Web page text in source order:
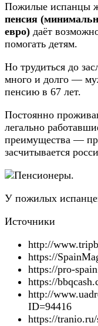
Пожилые испанцы
пенсия
евро) даёт
помогать детям.
Но трудиться до
много и долго —
пенсию в 67 лет.
Постоянно
легально
преимущества —
засчитывается
У пожилых
Источники
http://
https://
https://pro-
https://
http://
ID=94416
https://